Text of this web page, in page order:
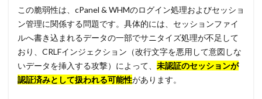
この脆弱性は、cPanel & WHMのログイン処理およびセッショ
ン管理に関係する問題です。具体的には、セッションファイ
ルへ書き込まれるデータの一部でサニタイズ処理が不足して
おり、CRLFインジェクション（改行文字を悪用して意図しな
いデータを挿入する攻撃）によって、 未認証のセッションが
認証済みとして扱われる可能性があります。